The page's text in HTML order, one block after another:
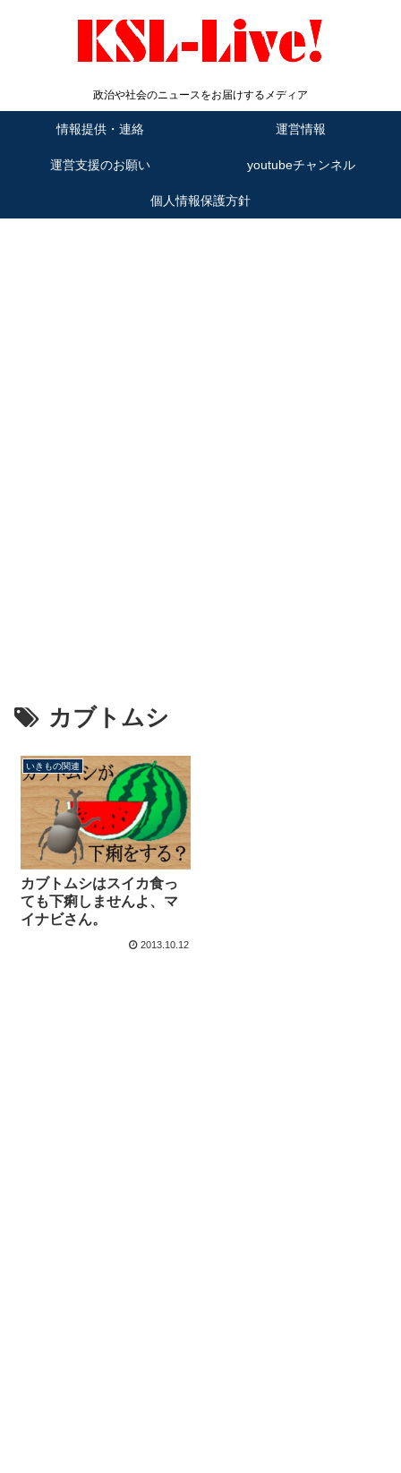
政治や社会のニュースをお届けするメディア
情報提供・連絡 運営情報
運営支援のお願い youtubeチャンネル
個人情報保護方針
カブトムシ
いきもの関連
カブトムシはスイカ食っ
ても下痢しませんよ、マ
イナビさん。
2013.10.12